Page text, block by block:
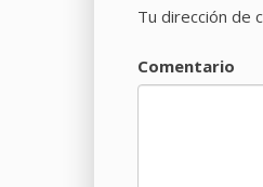
Tu dirección de
Comentario